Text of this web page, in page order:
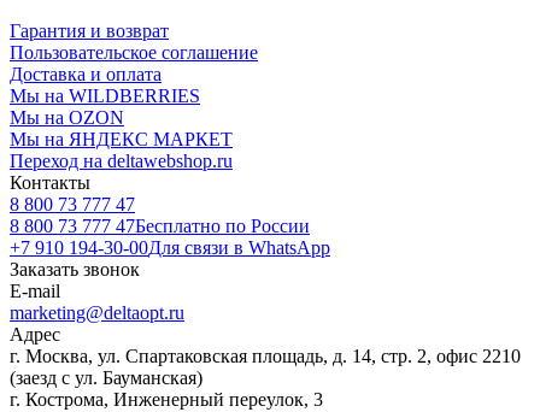
Гарантия и возврат
Пользовательское соглашение
Доставка и оплата
Мы на WILDBERRIES
Мы на OZON
Мы на ЯНДЕКС МАРКЕТ
Переход на deltawebshop.ru
Контакты
8 800 73 777 47
8 800 73 777 47Бесплатно по России
+7 910 194-30-00Для связи в WhatsApp
Заказать звонок
E-mail
marketing@deltaopt.ru
Адрес
г. Москва, ул. Спартаковская площадь, д. 14, стр. 2, офис 2210
(заезд с ул. Бауманская)
г. Кострома, Инженерный переулок, 3